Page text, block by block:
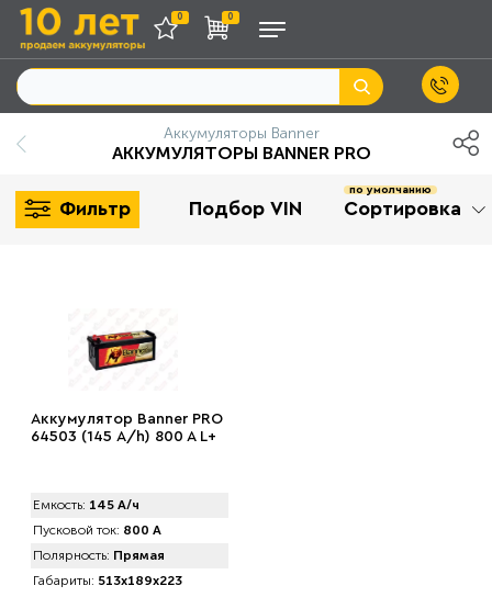
0 0
Аккумуляторы Banner
АККУМУЛЯТОРЫ BANNER PRO
Фильтр Подбор VIN Сортировка
по умолчанию
Аккумулятор Banner PRO
64503 (145 А/h) 800 A L+
Емкость: 145 А/ч
Пусковой ток: 800 А
Полярность: Прямая
Габариты: 513x189x223